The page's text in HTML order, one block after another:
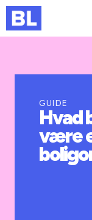
Kurser og
Jobportalen
GUIDE
Hvad
være